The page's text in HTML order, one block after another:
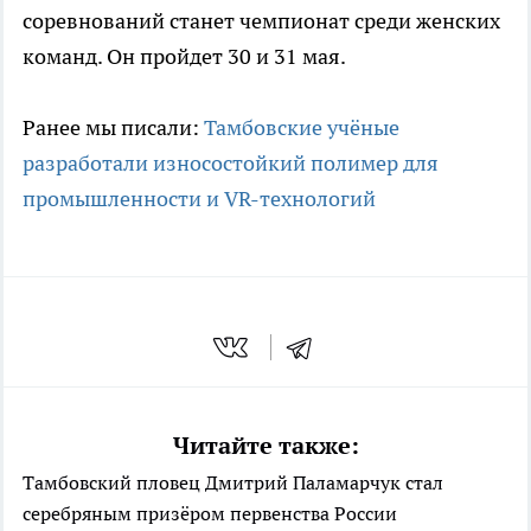
соревнований станет чемпионат среди женских
команд. Он пройдет 30 и 31 мая.
Ранее мы писали: Тамбовские учёные
разработали износостойкий полимер для
промышленности и VR-технологий
Читайте также:
Тамбовский пловец Дмитрий Паламарчук стал
серебряным призёром первенства России